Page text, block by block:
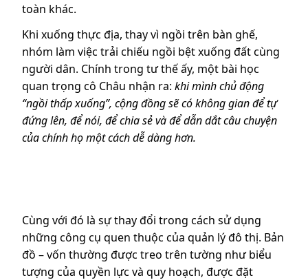
toàn khác.
Khi xuống thực địa, thay vì ngồi trên bàn ghế,
nhóm làm việc trải chiếu ngồi bệt xuống đất cùng
người dân. Chính trong tư thế ấy, một bài học
quan trọng cô Châu nhận ra: khi mình chủ động
“ngồi thấp xuống”, cộng đồng sẽ có không gian để tự
đứng lên, để nói, để chia sẻ và để dẫn dắt câu chuyện
của chính họ một cách dễ dàng hơn.
Cùng với đó là sự thay đổi trong cách sử dụng
những công cụ quen thuộc của quản lý đô thị. Bản
đồ – vốn thường được treo trên tường như biểu
tượng của quyền lực và quy hoạch, được đặt